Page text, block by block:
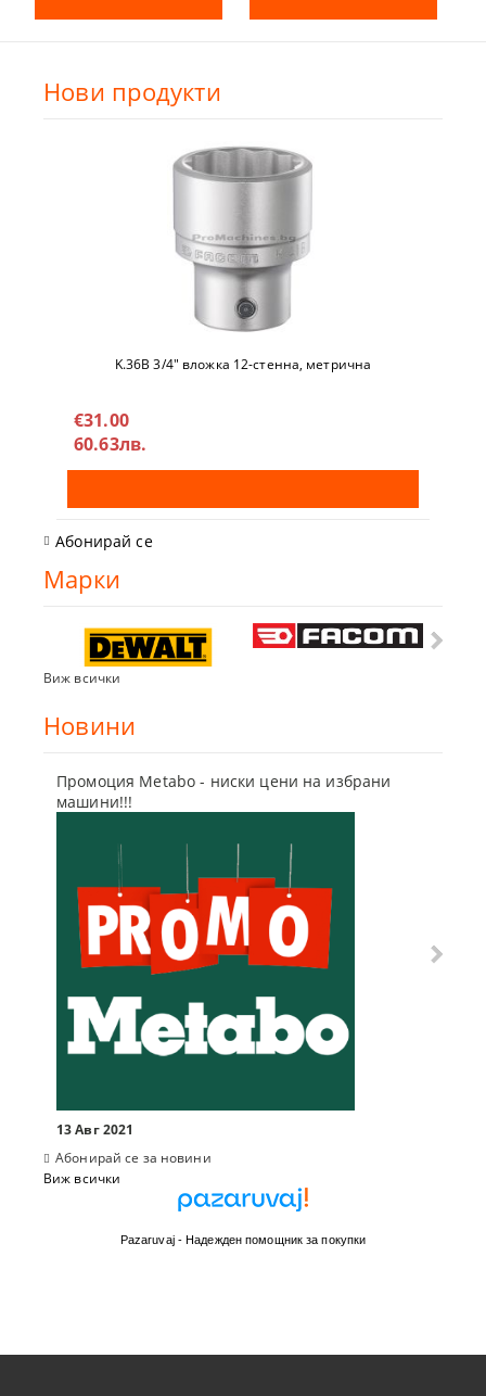
Нови продукти
K.36B 3/4" вложкa 12-стeннa, метричнa
€31.00
60.63лв.
Абонирай се
Марки
Виж всички
Новини
Промоция Metabo - ниски цени на избрани
машини!!!
13 Авг 2021
Абонирай се за новини
Виж всички
Pazaruvaj - Надежден помощник за покупки